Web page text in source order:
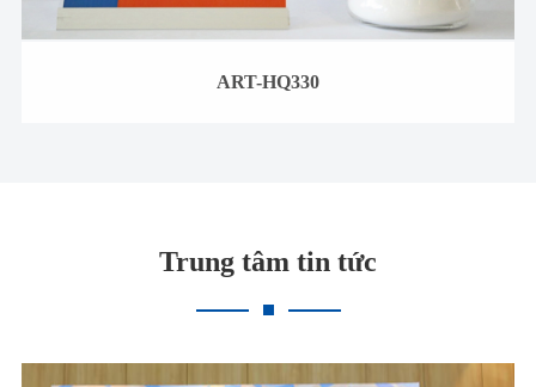
ART-HQ330
Trung tâm tin tức